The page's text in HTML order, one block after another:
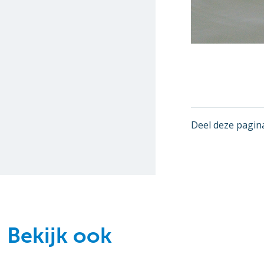
Deel deze
Bekijk ook